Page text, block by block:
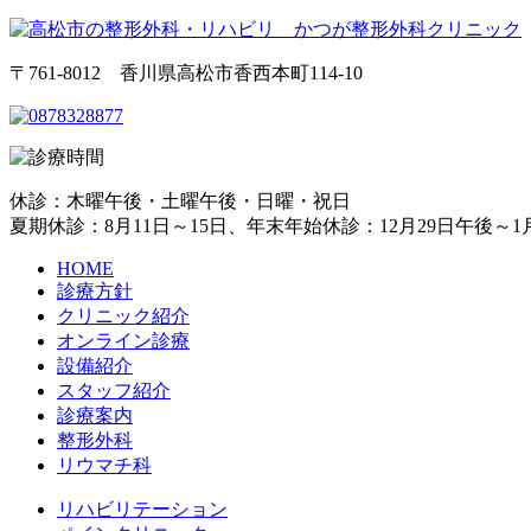
〒761-8012 香川県高松市香西本町114-10
休診：木曜午後・土曜午後・日曜・祝日
夏期休診：8月11日～15日、年末年始休診：12月29日午後～1
HOME
診療方針
クリニック紹介
オンライン診療
設備紹介
スタッフ紹介
診療案内
整形外科
リウマチ科
リハビリテーション